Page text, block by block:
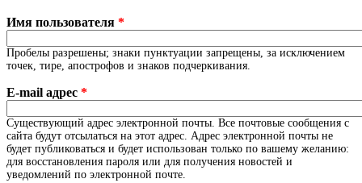
Имя пользователя *
Пробелы разрешены; знаки пунктуации запрещены, за исключением
точек, тире, апострофов и знаков подчеркивания.
E-mail адрес *
Существующий адрес электронной почты. Все почтовые сообщения с
сайта будут отсылаться на этот адрес. Адрес электронной почты не
будет публиковаться и будет использован только по вашему желанию:
для восстановления пароля или для получения новостей и
уведомлений по электронной почте.